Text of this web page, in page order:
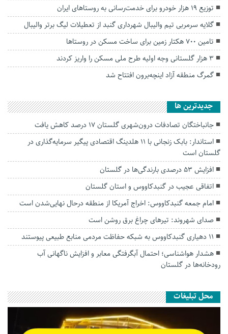
توزیع ۱۹ هزار خودرو برای خدمت‌رسانی به روستاهای ایران
گلایه سرمربی تیم والیبال شهرداری گنبد از تعطیلات لیگ برتر والیبال
تامین ۷۰۰ هکتار زمین برای ساخت مسکن در روستا‌ها
۳ هزار گلستانی وجه اولیه طرح ملی مسکن را واریز کردند
گمرگ منطقه آزاد اینچه‌برون افتتاح شد
جديدترين ها
جانباختگان تصادفات درون‌شهری گلستان ۱۷ درصد کاهش یافت
استاندار: بابک زنجانی با ۱۱ هلدینگ اقتصادی پیگیر سرمایه‌گذاری در
گلستان است
افزایش ۵۳ درصدی بارندگی‌ها در گلستان
اتفاقی عجیب در‌ گنبدکاووس و استان گلستان
امام جمعه گنبدکاووس: اخراج آمریکا از منطقه درحال نهایی‌شدن است
صدای شهروند: تیرهای چراغ برق روشن است
۱۱ دهیاری گنبدکاووس به شبکه حفاظت مردمی منابع طبیعی پیوستند
هشدار هواشناسی؛ احتمال آبگرفتگی معابر و افزایش ناگهانی آب
رودخانه‌ها در گلستان
محل تبلیغات